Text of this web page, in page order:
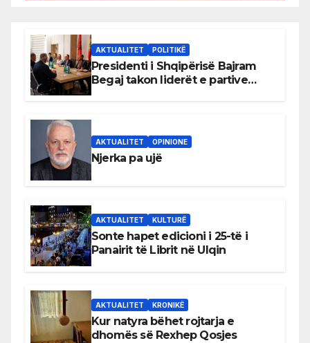
AKTUALITET POLITIKË
Presidenti i Shqipërisë Bajram
Begaj takon liderët e partive
AKTUALITET OPINIONE
Njerka pa ujë
AKTUALITET KULTURË
Sonte hapet edicioni i 25-të i
Panairit të Librit në Ulqin
AKTUALITET KRONIKË
Kur natyra bëhet rojtarja e
dhomës së Rexhep Qosjes